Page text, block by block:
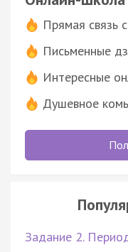
Прямая связь
Письменные
Интересные
Душевное
Задание 2.